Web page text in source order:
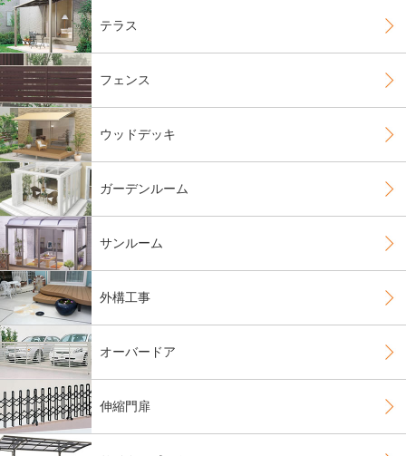
テラス
フェンス
ウッドデッキ
ガーデンルーム
サンルーム
外構工事
オーバードア
伸縮門扉